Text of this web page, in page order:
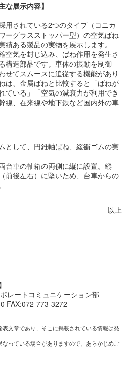
な展示内容】
用されている2つのタイプ（コニカ
ーグラスストッパー型）の空気ばね
ある製品の実物を展示します。
空気を封じ込み、ばね作用を発生さ
構造部品です。車体の振動を制御
せてスムースに追従する機能があり
は、金属ばねと比較すると「ばねが
ている」「空気の減衰力が利用でき
線、在来線や地下鉄など国内外の車
として、円錐軸ばね、緩衝ゴムの実
台車の軸箱の両側に縦に設置。縦
前後左右）に堅いため、台車からの
以上
レートコミュニケーション部
FAX:072-773-3272
文章であり、そこに掲載されている情報は発
っている場合がありますので、あらかじめご